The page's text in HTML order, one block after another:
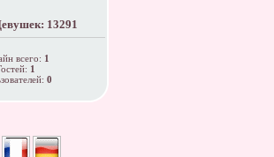
13291
всего: 1
1
0